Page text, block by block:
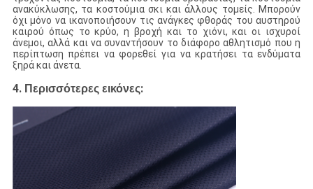
ανακύκλωσης, τα κοστούμια σκι και άλλους τομείς. Μπορούν
όχι μόνο να ικανοποιήσουν τις ανάγκες φθοράς του αυστηρού
καιρού όπως το κρύο, η βροχή και το χιόνι, και οι ισχυροί
άνεμοι, αλλά και να συναντήσουν το διάφορο αθλητισμό που η
περίπτωση πρέπει να φορεθεί για να κρατήσει τα ενδύματα
ξηρά και άνετα.
4. Περισσότερες εικόνες: